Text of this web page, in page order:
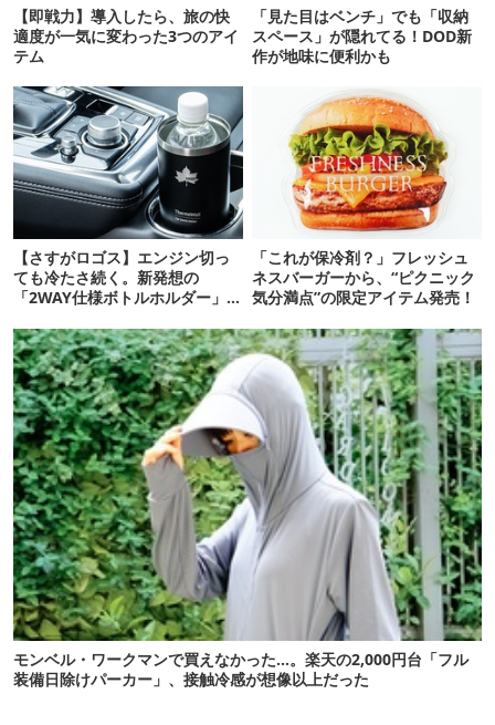
【即戦力】導入したら、旅の快
適度が一気に変わった3つのアイ
テム
「見た目はベンチ」でも「収納
スペース」が隠れてる！DOD新
作が地味に便利かも
【さすがロゴス】エンジン切っ
ても冷たさ続く。新発想の
「2WAY仕様ボトルホルダー」が
「これが保冷剤？」フレッシュ
ネスバーガーから、“ピクニック
気分満点”の限定アイテム発売！
モンベル・ワークマンで買えなかった…。楽天の2,000円台「フル
装備日除けパーカー」、接触冷感が想像以上だった